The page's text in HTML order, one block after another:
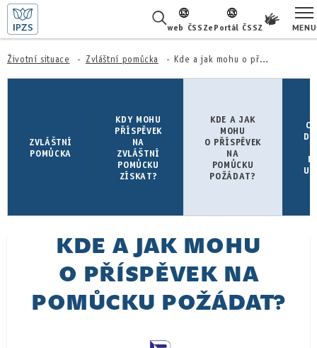
web ČSSZePortál ČSSZ MENU
ŽIVOTNÍ SITUACE
KARIÉRA
KONTAKTY
Životní situace Zvláštní pomůcka Kde a jak mohu o příspěvek na pomůcku požádat?
ZVLÁŠTNÍ
POMŮCKA
KDY MOHU
PŘÍSPĚVEK
NA
ZVLÁŠTNÍ
POMŮCKU
ZÍSKAT?
KDE A JAK
MOHU
O PŘÍSPĚVEK
NA
POMŮCKU
POŽÁDAT?
KDE A JAK MOHU
O PŘÍSPĚVEK NA
POMŮCKU POŽÁDAT?